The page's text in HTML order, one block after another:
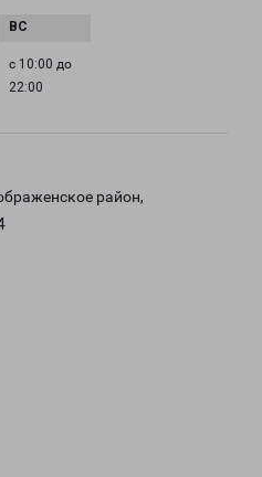
с 10:00 до
22:00
район,